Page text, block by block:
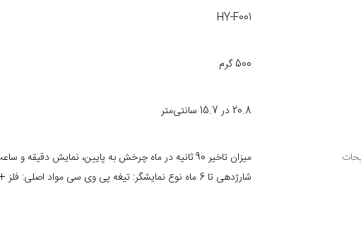
HY-F001
500 گرم
20.8 در 15.7 سانتی‌متر
شارژدهی تا 6 ماه نوع نمایشگر: تیغه پی وی سی مواد اصلی: فلز + پی وی سی + کوارتز نوع حرکت: دیجیتال موتور حرکت: کوارتز